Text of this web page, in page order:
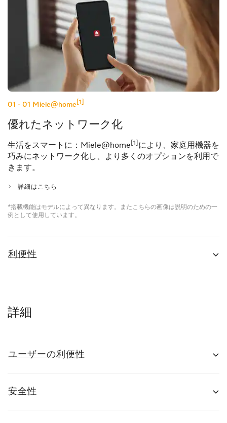
01 - 01 Miele@home [1]
優れたネットワーク化
生活をスマートに：Miele@home [1] により、家庭用機器を
巧みにネットワーク化し、より多くのオプションを利用で
きます。
詳細はこちら
*搭載機能はモデルによって異なります。またこちらの画像は説明のための一
例として使用しています。
利便性
詳細
ユーザーの利便性
安全性